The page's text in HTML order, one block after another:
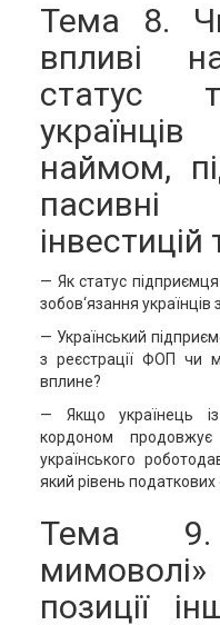
Тема 8.
впливі
статус
наймом,
— Як статус
зобов‘язання
— Український
з реєстрації ФОП чи
вплине?
— Якщо українець
кордоном
українського
який рівень податкових
Тема 9.
позиції